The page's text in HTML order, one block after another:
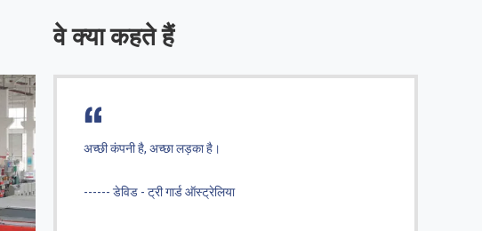
वे क्या कहते हैं
अच्छी कंपनी है, अच्छा लड़का है।
------ डेविड - ट्री गार्ड ऑस्ट्रेलिया